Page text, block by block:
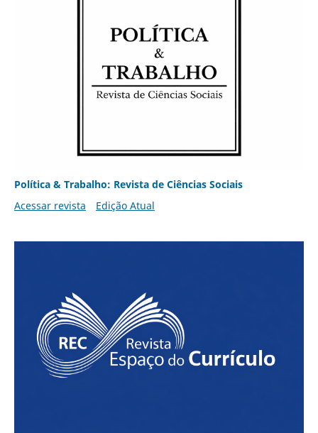
Política & Trabalho: Revista de Ciências Sociais
Acessar revista
Edição Atual